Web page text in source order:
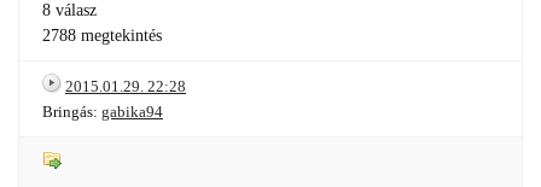
8 válasz
2788 megtekintés
2015.01.29. 22:28
Bringás: gabika94